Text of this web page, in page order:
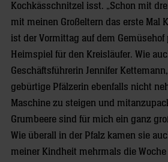
Kochkässchnitzel isst. „Schon mit
mit meinen Großeltern das erste Mal
ist der Vormittag auf dem
Heimspiel für den Kreisläufer. Wie
Geschäftsführerin Jennifer
gebürtige Pfälzerin ebenfalls nicht
Maschine zu steigen und
Grumbeere sind für mich ein ganz
Wie überall in der Pfalz kamen sie
meiner Kindheit mehrmals die